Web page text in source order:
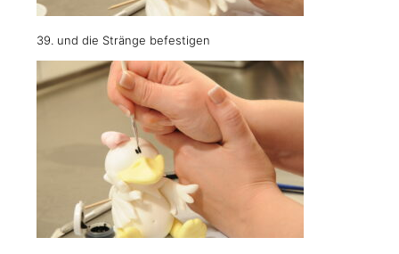
39. und die Stränge befestigen